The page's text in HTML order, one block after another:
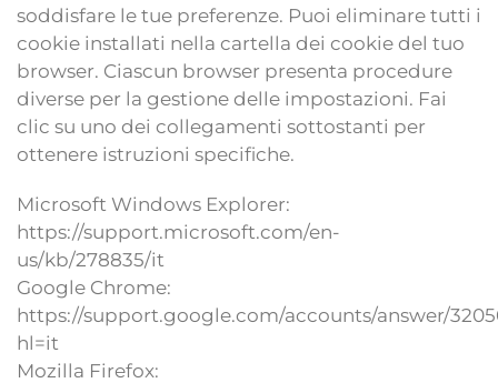
soddisfare le tue preferenze. Puoi eliminare tutti i
cookie installati nella cartella dei cookie del tuo
browser. Ciascun browser presenta procedure
diverse per la gestione delle impostazioni. Fai
clic su uno dei collegamenti sottostanti per
ottenere istruzioni specifiche.
Microsoft Windows Explorer:
https://support.microsoft.com/en-
us/kb/278835/it
Google Chrome:
https://support.google.com/accounts/answer/
hl=it
Mozilla Firefox: